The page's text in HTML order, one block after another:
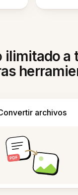
ilimitado a
archivos